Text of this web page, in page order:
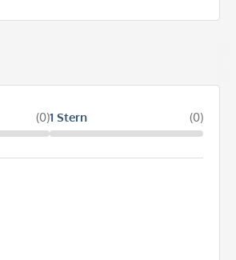
(0)1 Stern (0)